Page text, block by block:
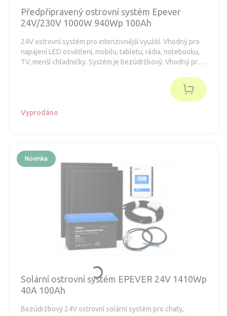
Předpřipravený ostrovní systém Epever
24V/230V 1000W 940Wp 100Ah
24V ostrovní systém pro intenzivnější využití. Vhodný pro
napájení LED osvětlení, mobilu, tabletu, rádia, notebooku,
TV, menší chladničky. Systém je bezúdržbový. Vhodný pro
Vyprodáno
Novinka
Solární ostrovní systém EPEVER 24V 1410Wp
40A 100Ah
Bezúdržbový 24V ostrovní solární systém pro chaty,